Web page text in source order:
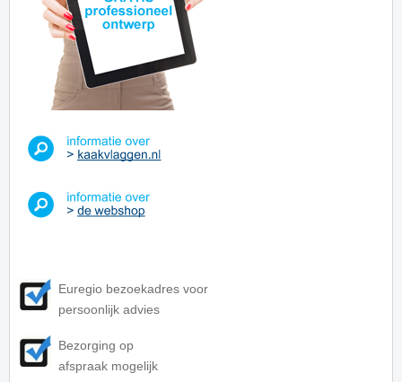
Euregio bezoekadres voor
persoonlijk advies
Bezorging op
afspraak mogelijk